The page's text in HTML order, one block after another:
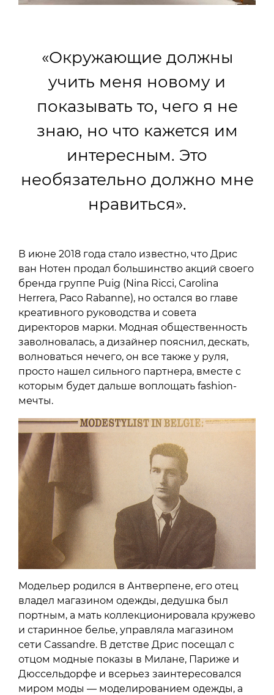
«Окружающие должны
учить меня новому и
показывать то, чего я не
знаю, но что кажется им
интересным. Это
необязательно должно мне
нравиться».
В июне 2018 года стало известно, что Дрис
ван Нотен продал большинство акций своего
бренда группе Puig (Nina Ricci, Carolina
Herrera, Paco Rabanne), но остался во главе
креативного руководства и совета
директоров марки. Модная общественность
заволновалась, а дизайнер пояснил, дескать,
волноваться нечего, он все также у руля,
просто нашел сильного партнера, вместе с
которым будет дальше воплощать fashion-
мечты.
Модельер родился в Антверпене, его отец
владел магазином одежды, дедушка был
портным, а мать коллекционировала кружево
и старинное белье, управляла магазином
сети Cassandre. В детстве Дрис посещал с
отцом модные показы в Милане, Париже и
Дюссельдорфе и всерьез заинтересовался
миром моды — моделированием одежды, а